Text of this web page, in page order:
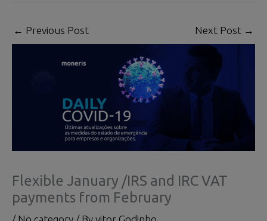
← Previous Post Next Post →
Flexible January /IRS and IRC VAT
payments from February